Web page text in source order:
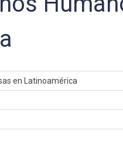
en Latinoamérica